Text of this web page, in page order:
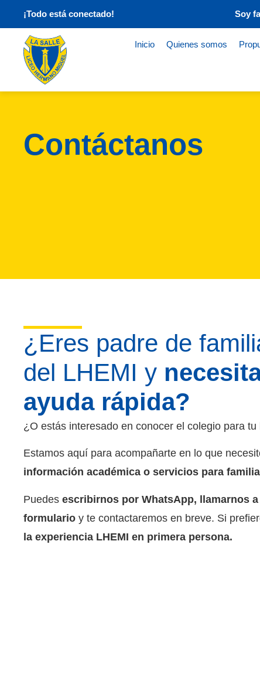
¡Todo está conectado! Soy
Inicio Quienes somos
Contáctanos
¿Eres padre de
del LHEMI y
ayuda rápida?
¿O estás interesado en conocer el colegio para tu
Estamos aquí para acompañarte en lo que
información académica o servicios para
Puedes escribirnos por WhatsApp, llamarnos
formulario y te contactaremos en breve. Si
la experiencia LHEMI en primera persona.